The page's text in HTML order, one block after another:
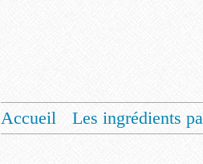
Accueil Les ingrédients